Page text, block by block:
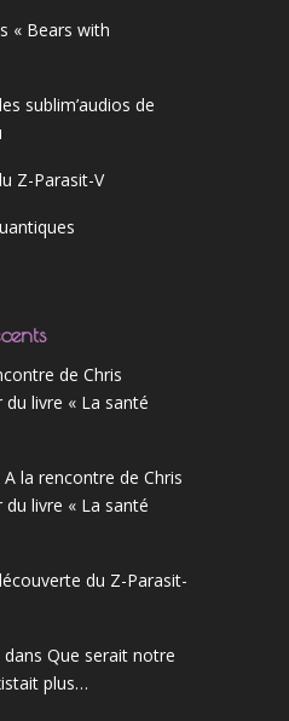
« Bears with
sublim’audios de
Z-Parasit-V
de Chris
du livre « La santé
A la rencontre de Chris
du livre « La santé
du Z-Parasit-
dans Que serait notre
plus…